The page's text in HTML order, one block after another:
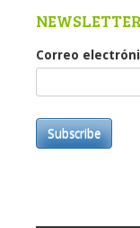
NEWSLETTER
Correo
Subscribe